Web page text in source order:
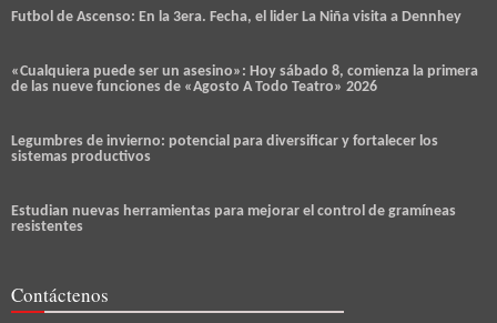
Futbol de Ascenso: En la 3era. Fecha, el lider La Niña visita a Dennhey
«Cualquiera puede ser un asesino»: Hoy sábado 8, comienza la primera
de las nueve funciones de «Agosto A Todo Teatro» 2026
Legumbres de invierno: potencial para diversificar y fortalecer los
sistemas productivos
Estudian nuevas herramientas para mejorar el control de gramíneas
resistentes
Contáctenos